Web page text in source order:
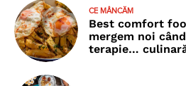
CE MÂNCĂM
Best comfort
mergem noi
terapie…